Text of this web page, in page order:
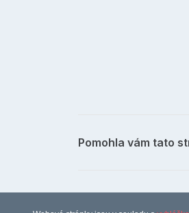
Pomohla vám tato